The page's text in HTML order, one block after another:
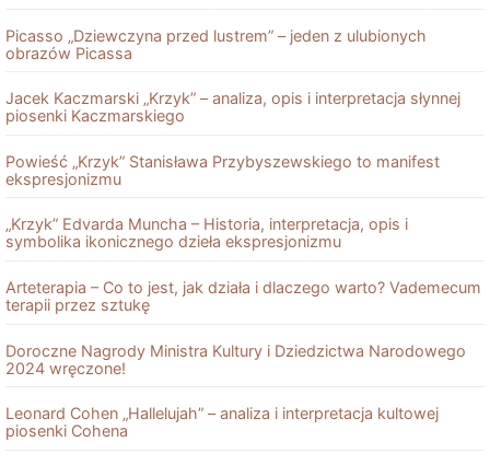
Picasso „Dziewczyna przed lustrem” – jeden z ulubionych
obrazów Picassa
Jacek Kaczmarski „Krzyk” – analiza, opis i interpretacja słynnej
piosenki Kaczmarskiego
Powieść „Krzyk” Stanisława Przybyszewskiego to manifest
ekspresjonizmu
„Krzyk” Edvarda Muncha – Historia, interpretacja, opis i
symbolika ikonicznego dzieła ekspresjonizmu
Arteterapia – Co to jest, jak działa i dlaczego warto? Vademecum
terapii przez sztukę
Doroczne Nagrody Ministra Kultury i Dziedzictwa Narodowego
2024 wręczone!
Leonard Cohen „Hallelujah” – analiza i interpretacja kultowej
piosenki Cohena